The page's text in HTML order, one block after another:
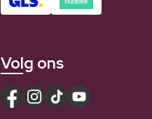
Volg ons